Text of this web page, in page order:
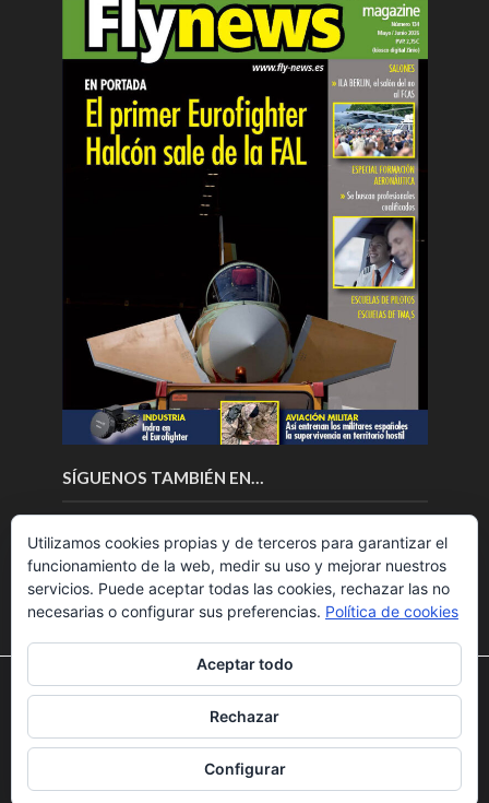
SÍGUENOS TAMBIÉN EN…
Copyright © 2018.Fly News.Noticias aerospacial
UAS aviación comercial
Utilizamos cookies para ofrecerte la mejor experiencia en
nuestra web.
Puedes aprender más sobre qué cookies utilizamos o
desactivarlas en losajustes.
Utilizamos cookies propias y de terceros para garantizar el
funcionamiento de la web, medir su uso y mejorar nuestros
servicios. Puede aceptar todas las cookies, rechazar las no
necesarias o configurar sus preferencias. Política de cookies
Aceptar todo
Rechazar
Configurar